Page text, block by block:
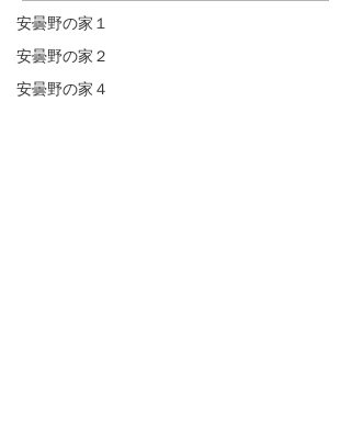
安曇野の家１
安曇野の家２
安曇野の家４